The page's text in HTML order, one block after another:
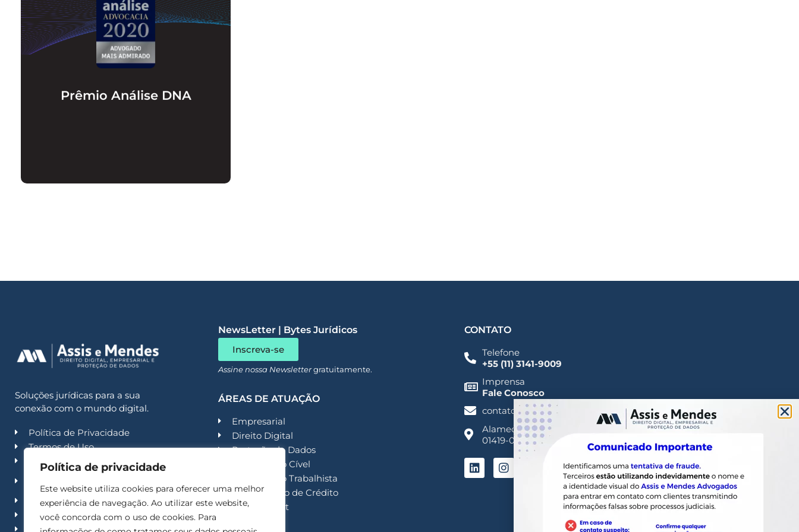
Política de privacidade
Este website utiliza cookies para oferecer uma melhor
experiência de navegação. Ao utilizar este website,
você concorda com o uso de cookies. Para
Prêmio Análise DNA
Análise Advocacia é um anuário que
elenca os mais admirados escritórios de
advocacia e advogados do Brasil, divididos
nas mais diversas áreas de atuação. Em
2020, Adriano Mendes Advogados recebeu
Soluções jurídicas para a sua
conexão com o mundo digital.
Política de Privacidade
Termos de Uso
Código de Conduta
Política de Segurança da
Informação
Trabalhe conosco
Imprensa
Contato
NewsLetter | Bytes Jurídicos
Inscreva-se
Assine nossa Newslettergratuitamente.
ÁREAS DE ATUAÇÃO
Empresarial
Direito Digital
Proteção de Dados
Contencioso Cível
Contencioso Trabalhista
Recuperação de Crédito
Secondment
CONTATO
Telefone
+55 (11) 3141-9009
Imprensa
Fale Conosco
contato@assisemendes.com.br
Alameda Santos, 1165 Paulista - CEP
01419-001 - SP